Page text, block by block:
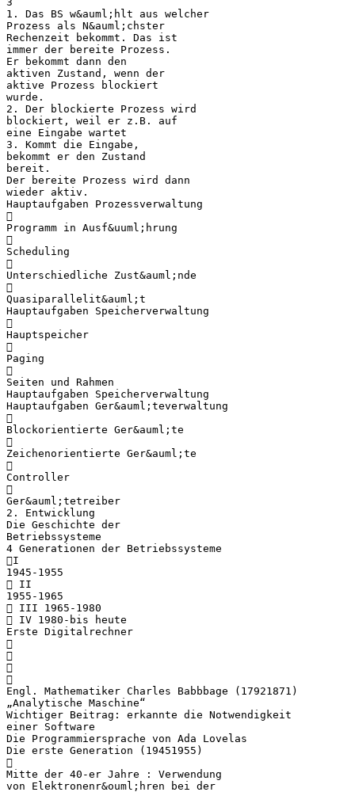
1. Das BS w&auml;hlt aus welcher
Prozess als N&auml;chster
Rechenzeit bekommt. Das ist
immer der bereite Prozess.
Er bekommt dann den
aktiven Zustand, wenn der
aktive Prozess blockiert
wurde.
2. Der blockierte Prozess wird
blockiert, weil er z.B. auf
eine Eingabe wartet
3. Kommt die Eingabe,
bekommt er den Zustand
bereit.
Der bereite Prozess wird dann
wieder aktiv.
Hauptaufgaben Prozessverwaltung

Programm in Ausf&uuml;hrung

Scheduling

Unterschiedliche Zust&auml;nde

Quasiparallelit&auml;t
Hauptaufgaben Speicherverwaltung

Hauptspeicher

Paging

Seiten und Rahmen
Hauptaufgaben Speicherverwaltung
Hauptaufgaben Ger&auml;teverwaltung

Blockorientierte Ger&auml;te

Zeichenorientierte Ger&auml;te

Controller

Ger&auml;tetreiber
2. Entwicklung
Die Geschichte der
Betriebssysteme
4 Generationen der Betriebssysteme
I
1945-1955
 II
1955-1965
 III 1965-1980
 IV 1980-bis heute
Erste Digitalrechner




Engl. Mathematiker Charles Babbbage (17921871)
„Analytische Maschine“
Wichtiger Beitrag: erkannte die Notwendigkeit
einer Software
Die Programmiersprache von Ada Lovelas
Die erste Generation (19451955)

Mitte der 40-er Jahre : Verwendung
von Elektronenr&ouml;hren bei der